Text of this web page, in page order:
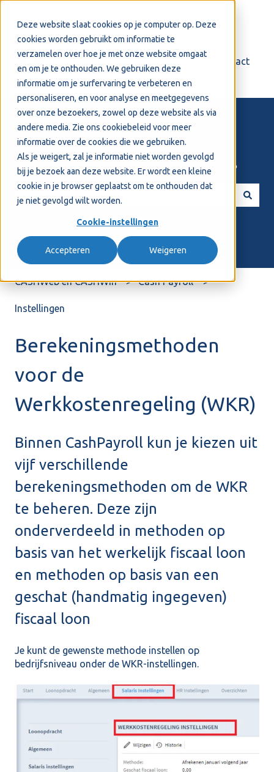
Deze website slaat cookies op je computer op. Deze
cookies worden gebruikt om informatie te
verzamelen over hoe je met onze website omgaat
en om je te onthouden. We gebruiken deze
informatie om je surfervaring te verbeteren en
personaliseren, en voor analyse en meetgegevens
over onze bezoekers, zowel op deze website als via
andere media. Zie ons cookiebeleid voor meer
informatie over de cookies die we gebruiken.
Als je weigert, zal je informatie niet worden gevolgd
bij je bezoek aan deze website. Er wordt een kleine
cookie in je browser geplaatst om te onthouden dat
je niet gevolgd wilt worden.
Cookie-instellingen
Accepteren Weigeren
Support Contact
Welkom! Hoe kunnen we je helpen?
CASHWeb en CASHWin Cash Payroll
Instellingen
Berekeningsmethoden
voor de
Werkkostenregeling (WKR)
Binnen CashPayroll kun je kiezen uit
vijf verschillende
berekeningsmethoden om de WKR
te beheren. Deze zijn
onderverdeeld in methoden op
basis van het werkelijk fiscaal loon
en methoden op basis van een
geschat (handmatig ingegeven)
fiscaal loon
Je kunt de gewenste methode instellen op
bedrijfsniveau onder de WKR-instellingen.